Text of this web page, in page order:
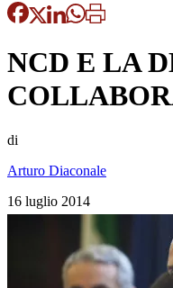
NCD E LA
di
Arturo Diaconale
16 luglio 2014